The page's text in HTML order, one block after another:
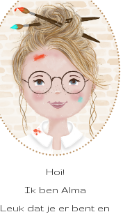
Hoi!
Ik ben Alma
Leuk dat je er bent en